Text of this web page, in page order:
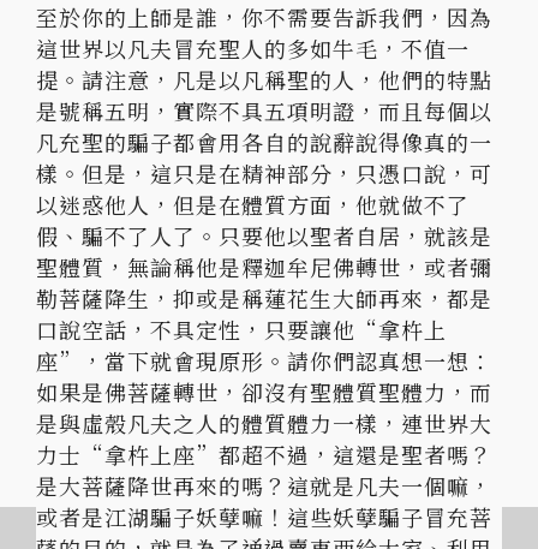
至於你的上師是誰，你不需要告訴我們，因為
這世界以凡夫冒充聖人的多如牛毛，不值一
提。請注意，凡是以凡稱聖的人，他們的特點
是號稱五明，實際不具五項明證，而且每個以
凡充聖的騙子都會用各自的說辭說得像真的一
樣。但是，這只是在精神部分，只憑口說，可
以迷惑他人，但是在體質方面，他就做不了
假、騙不了人了。只要他以聖者自居，就該是
聖體質，無論稱他是釋迦牟尼佛轉世，或者彌
勒菩薩降生，抑或是稱蓮花生大師再來，都是
口說空話，不具定性，只要讓他“拿杵上
座”，當下就會現原形。請你們認真想一想：
如果是佛菩薩轉世，卻沒有聖體質聖體力，而
是與虛殼凡夫之人的體質體力一樣，連世界大
力士“拿杵上座”都超不過，這還是聖者嗎？
是大菩薩降世再來的嗎？這就是凡夫一個嘛，
或者是江湖騙子妖孽嘛！這些妖孽騙子冒充菩